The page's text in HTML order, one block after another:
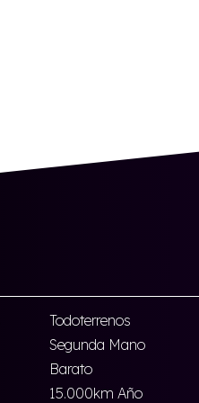
Todoterrenos
Segunda Mano
Barato
15.000km Año